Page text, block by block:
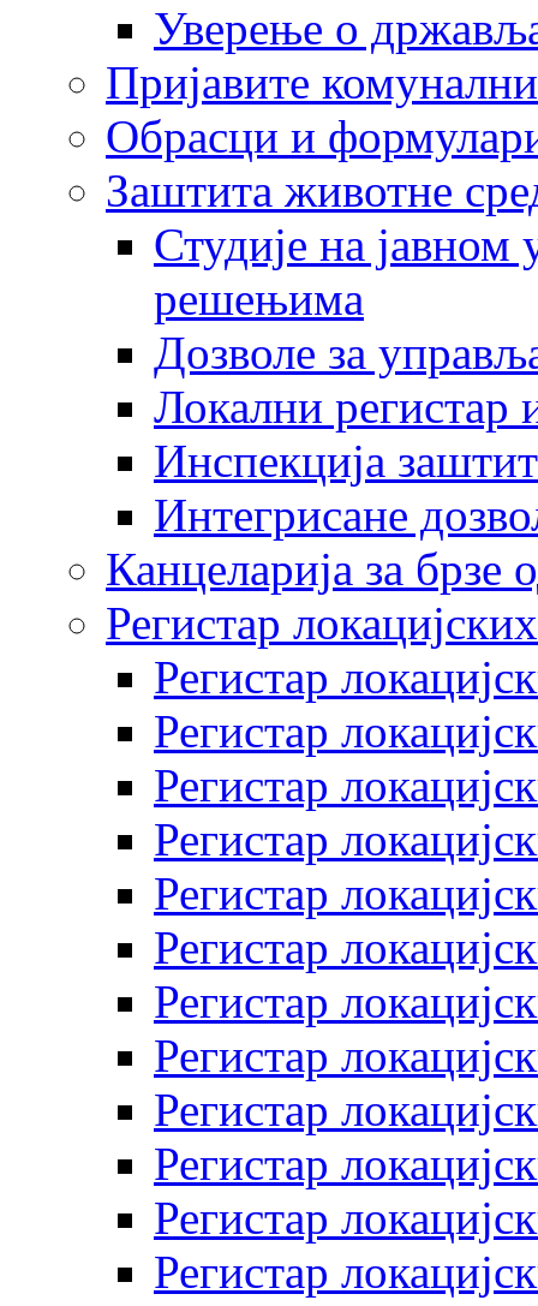
Уверење о
Пријавите
Обрасци и
Заштита животне
Студије на
решењима
Дозволе за
Локални регистар
Инспекција
Интегрисане
Канцеларија за брзе
Регистар
Регистар
Регистар
Регистар
Регистар
Регистар
Регистар
Регистар
Регистар
Регистар
Регистар
Регистар
Регистар